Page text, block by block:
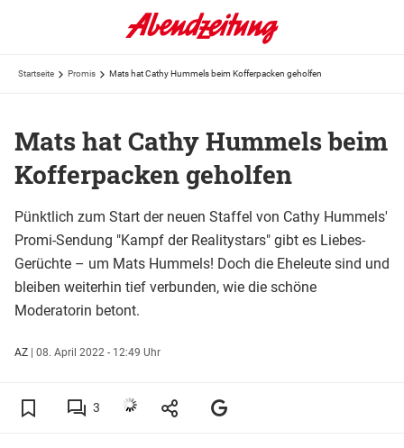
Startseite Promis Mats hat Cathy Hummels beim Kofferpacken geholfen
Mats hat Cathy Hummels beim
Kofferpacken geholfen
Pünktlich zum Start der neuen Staffel von Cathy Hummels'
Promi-Sendung "Kampf der Realitystars" gibt es Liebes-
Gerüchte – um Mats Hummels! Doch die Eheleute sind und
bleiben weiterhin tief verbunden, wie die schöne
Moderatorin betont.
AZ | 08. April 2022 - 12:49 Uhr
3